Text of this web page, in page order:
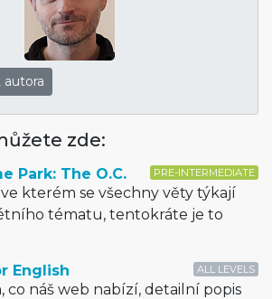
zde:
PRE-INTERMEDIATE
Park: The O.C.
kterém se všechny věty týkají
tématu, tentokráte je to
ALL LEVELS
English
co náš web nabízí, detailní popis